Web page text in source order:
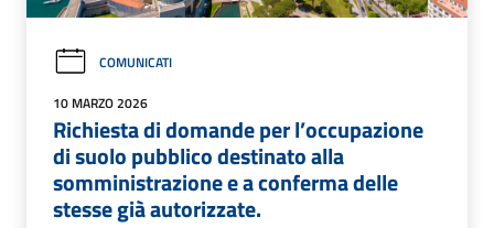
COMUNICATI
10 MARZO 2026
Richiesta di domande per l’occupazione
di suolo pubblico destinato alla
somministrazione e a conferma delle
stesse già autorizzate.